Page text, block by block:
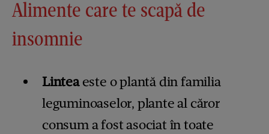
Alimente care te scapă de
insomnie
Linteaeste o plantă din familia
leguminoaselor, plante al căror
consum a fost asociat în toate